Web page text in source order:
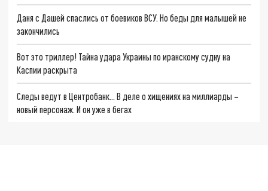
Даня с Дашей спаслись от боевиков ВСУ. Но беды для малышей не
закончились
Вот это триллер! Тайна удара Украины по иранскому судну на
Каспии раскрыта
Следы ведут в Центробанк… В деле о хищениях на миллиарды –
новый персонаж. И он уже в бегах